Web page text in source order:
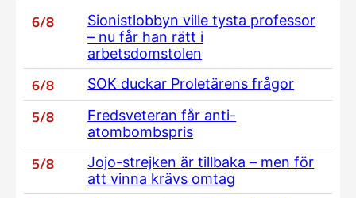
6/8
Sionistlobbyn ville tysta professor
– nu får han rätt i
arbetsdomstolen
6/8 SOK duckar Proletärens frågor
5/8
Fredsveteran får anti-
atombombspris
5/8
Jojo-strejken är tillbaka – men för
att vinna krävs omtag